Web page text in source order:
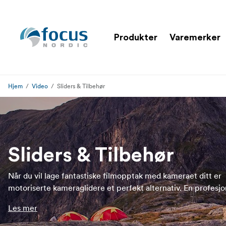
Produkter Varemerker
Hjem Video Sliders & Tilbehør
Sliders & Tilbehør
Når du vil lage fantastiske filmopptak med kameraet ditt er
motoriserte kameraglidere et perfekt alternativ. En
kameraglider lar deg skape feilfrie og jevne
måter som profesjonell stativhoder ikke kan. Med en
kan du ta kule bilder og effektfulle kamerabevegelser som
Les mer